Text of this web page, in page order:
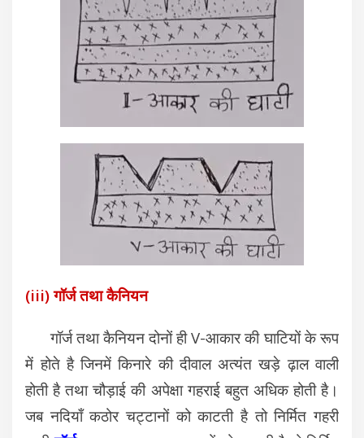
(iii) गॉर्ज तथा कैनियन
गॉर्ज तथा कैनियन दोनों ही V-आकार की घाटियों के रूप
में होते है जिनमें किनारे की दीवाल अत्यंत खड़े ढ़ाल वाली
होती है तथा चौड़ाई की अपेक्षा गहराई बहुत अधिक होती है।
जब नदियाँ कठोर चट्टानों को काटती है तो निर्मित गहरी